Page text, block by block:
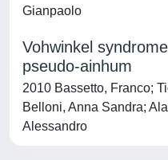
Gianpaolo
Vohwinkel
pseudo-ainhum
2010 Bassetto, Franco;
Belloni, Anna Sandra;
Alessandro